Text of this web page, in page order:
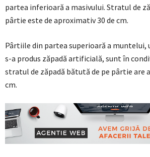
partea inferioară a masivului. Stratul de
pârtie este de aproximativ 30 de cm.
Pârtiile din partea superioară a muntelui,
s-a produs zăpadă artificială, sunt în
stratul de zăpadă bătută de pe pârtie are
cm.